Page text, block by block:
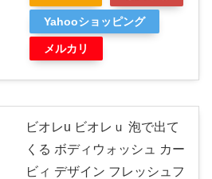
Yahooショッピング
メルカリ
ビオレu ビオレｕ 泡で出て
くる ボディウォッシュ カー
ビィ デザイン フレッシュフ